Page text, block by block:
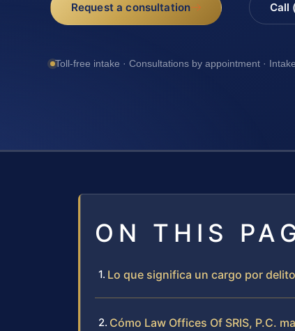
Request a consultation Call
Toll-free intake · Consultations by appointment ·
ON THIS
Lo que significa un cargo por
Cómo Law Offices Of SRIS, P.C.